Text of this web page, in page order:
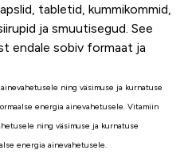
tabletid, kummikommid,
ja smuutisegud. See
endale sobiv formaat ja
ning väsimuse ja kurnatuse
energia ainevahetusele. Vitamiin
ning väsimuse ja kurnatuse
energia ainevahetusele.